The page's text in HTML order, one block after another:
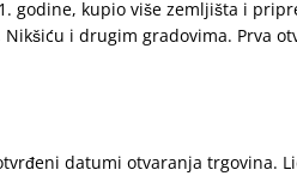
godine, kupio više zemljišta i
i drugim gradovima. Prva
datumi otvaranja trgovina.